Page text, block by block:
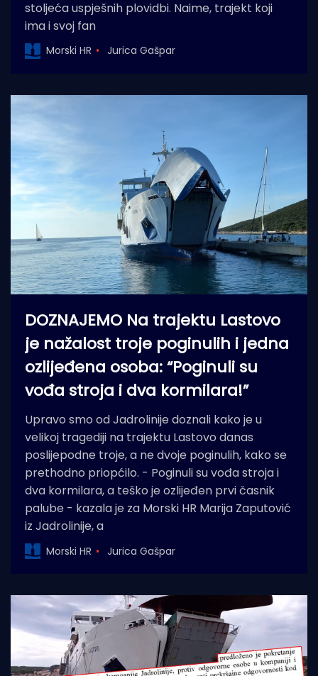
stoljeća uspješnih plovidbi. Naime, trajekt koji
ima i svoj fan
Morski HR Jurica Gašpar
DOZNAJEMO Na trajektu Lastovo
je nažalost troje poginulih i jedna
ozlijeđena osoba: “Poginuli su
vođa stroja i dva kormilara!”
Upravo smo od Jadrolinije doznali kako je u
velikoj tragediji na trajektu Lastovo danas
poslijepodne troje, a ne dvoje poginulih, kako se
prethodno priopćilo. - Poginuli su vođa stroja i
dva kormilara, a teško je ozlijeđen prvi časnik
palube - kazala je za Morski HR Marija Zaputović
iz Jadrolinije, a
Morski HR Jurica Gašpar